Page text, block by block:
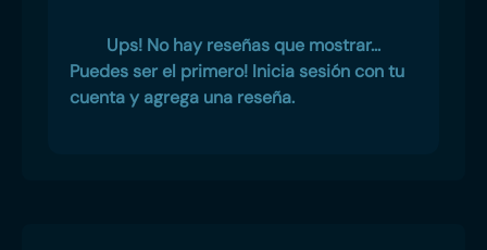
Ups! No hay reseñas que mostrar...
Puedes ser el primero! Inicia sesión con tu
cuenta y agrega una reseña.